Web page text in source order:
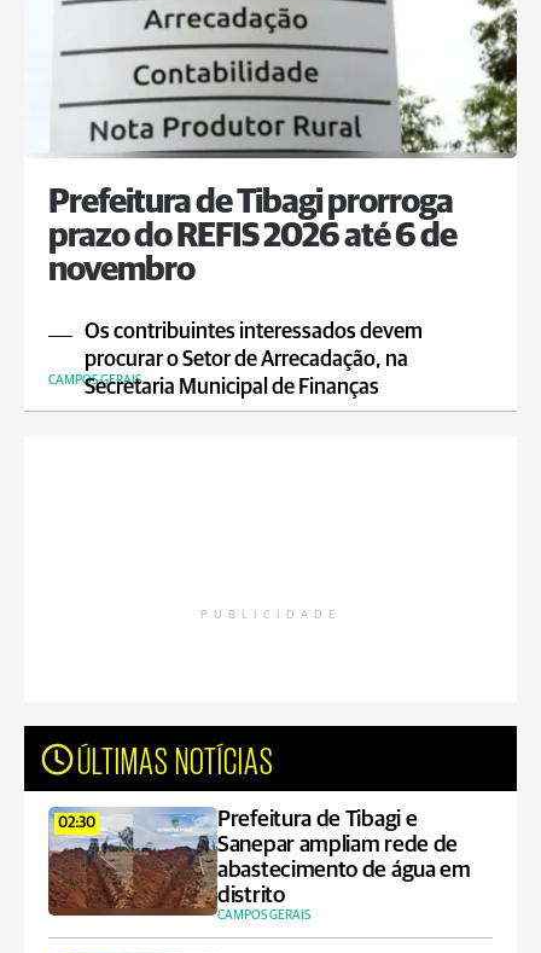
Prefeitura de Tibagi prorroga
prazo do REFIS 2026 até 6 de
novembro
Os contribuintes interessados devem
procurar o Setor de Arrecadação, na
Secretaria Municipal de Finanças
CAMPOS GERAIS
PUBLICIDADE
ÚLTIMAS NOTÍCIAS
02:30
Prefeitura de Tibagi e
Sanepar ampliam rede de
abastecimento de água em
distrito
CAMPOS GERAIS